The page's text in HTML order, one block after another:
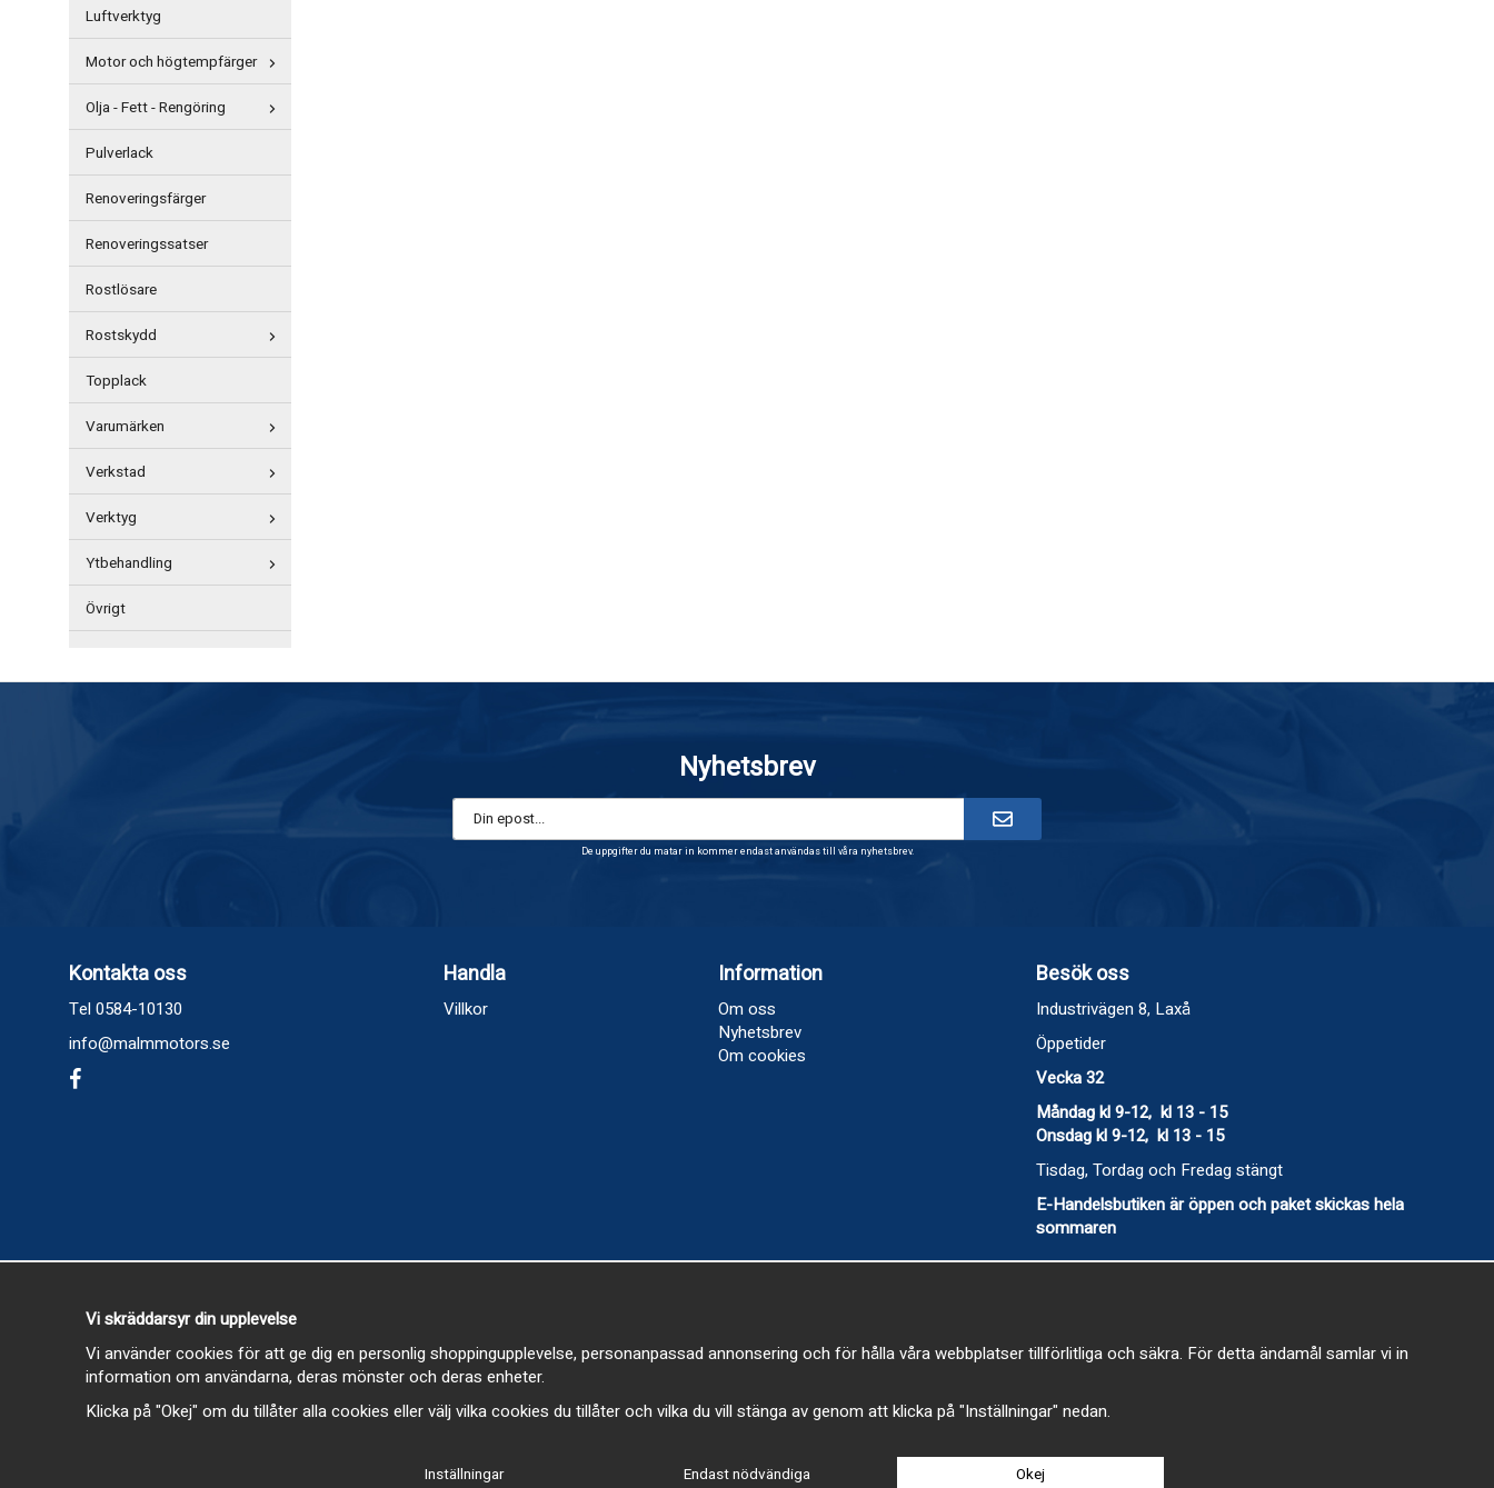
Luftverktyg
Motor och högtempfärger
Olja - Fett - Rengöring
Pulverlack
Renoveringsfärger
Renoveringssatser
Rostlösare
Rostskydd
Topplack
Varumärken
Verkstad
Verktyg
Ytbehandling
Övrigt
Nyhetsbrev
De uppgifter du matar in kommer endast användas till våra nyhetsbrev.
Kontakta oss
Tel 0584-10130
info@malmmotors.se
Handla
Villkor
Information
Om oss
Nyhetsbrev
Om cookies
Besök oss
Industrivägen 8, Laxå
Öppetider
Vecka 32
Måndag kl 9-12, kl 13 - 15
Onsdag kl 9-12, kl 13 - 15
Tisdag, Tordag och Fredag stängt
E-Handelsbutiken är öppen och paket skickas hela
sommaren
Vi skräddarsyr din upplevelse
Vi använder cookies för att ge dig en personlig shoppingupplevelse, personanpassad annonsering och för hålla våra webbplatser tillförlitliga och säkra. För detta ändamål samlar vi in
information om användarna, deras mönster och deras enheter.
Klicka på "Okej" om du tillåter alla cookies eller välj vilka cookies du tillåter och vilka du vill stänga av genom att klicka på "Inställningar" nedan.
Inställningar Endast nödvändiga Okej